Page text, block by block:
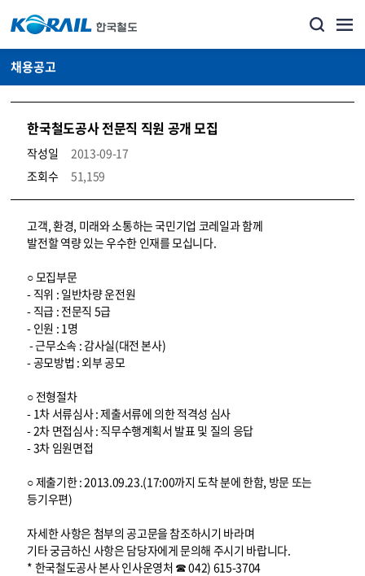
채용공고
한국철도공사 전문직 직원 공개 모집
작성일
2013-09-17
조회수
51,159
코레일소개_경영공시_채용공고 상세보기 – 내용, 파일, 담당자 연락처로 구성
고객, 환경, 미래와 소통하는 국민기업 코레일과 함께
발전할 역량 있는 우수한 인재를 모십니다.
○ 모집부문
- 직위 : 일반차량 운전원
- 직급 : 전문직 5급
- 인원 : 1명
- 근무소속 : 감사실(대전 본사)
- 공모방법 : 외부 공모
○ 전형절차
- 1차 서류심사 : 제출서류에 의한 적격성 심사
- 2차 면접심사 : 직무수행계획서 발표 및 질의 응답
- 3차 임원면접
○ 제출기한 : 2013.09.23.(17:00까지 도착 분에 한함, 방문 또는
등기우편)
자세한 사항은 첨부의 공고문을 참조하시기 바라며
기타 궁금하신 사항은 담당자에게 문의해 주시기 바랍니다.
* 한국철도공사 본사 인사운영처 ☎ 042) 615-3704